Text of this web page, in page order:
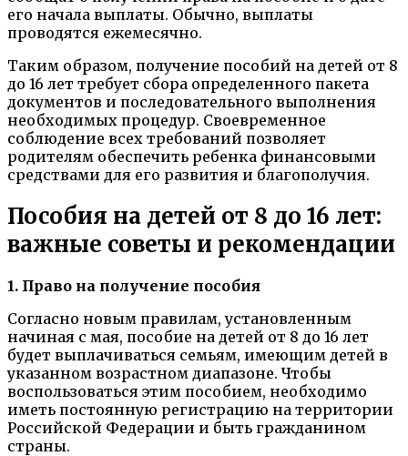
его начала выплаты. Обычно, выплаты
проводятся ежемесячно.
Таким образом, получение пособий на детей от 8
до 16 лет требует сбора определенного пакета
документов и последовательного выполнения
необходимых процедур. Своевременное
соблюдение всех требований позволяет
родителям обеспечить ребенка финансовыми
средствами для его развития и благополучия.
Пособия на детей от 8 до 16 лет:
важные советы и рекомендации
1. Право на получение пособия
Согласно новым правилам, установленным
начиная с мая, пособие на детей от 8 до 16 лет
будет выплачиваться семьям, имеющим детей в
указанном возрастном диапазоне. Чтобы
воспользоваться этим пособием, необходимо
иметь постоянную регистрацию на территории
Российской Федерации и быть гражданином
страны.